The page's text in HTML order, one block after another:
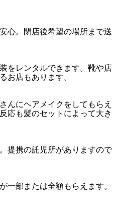
心。閉店後希望の場所まで送
をレンタルできます。靴や店
お店もあります。
んにヘアメイクをしてもらえ
応も髪のセットによって大き
提携の託児所がありますので
一部または全額もらえます。